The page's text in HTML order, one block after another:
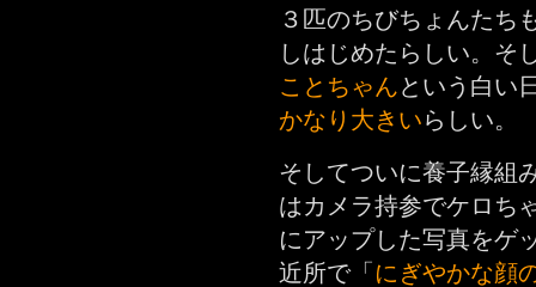
３匹のちびちょんたち
しはじめたらしい。そ
ことちゃんという白い
かなり大きいらしい。
そしてついに養子縁組
はカメラ持参でケロち
にアップした写真をゲ
近所で「 にぎやかな顔